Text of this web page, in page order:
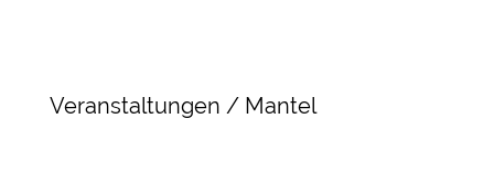
Veranstaltungen / Mantel